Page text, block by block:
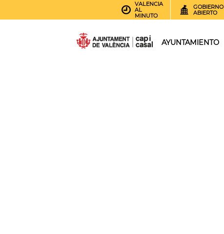
VALENCIA
AL
MINUTO
GOBIERNO
ABIERTO
AYUNTAMIENTO